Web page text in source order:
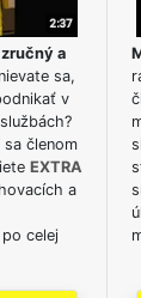
a
sa,
v
členom
EXTRA
a
celej